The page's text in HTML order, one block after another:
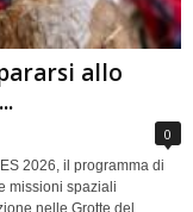
allo
0
2026, il programma di
missioni spaziali
nelle Grotte del